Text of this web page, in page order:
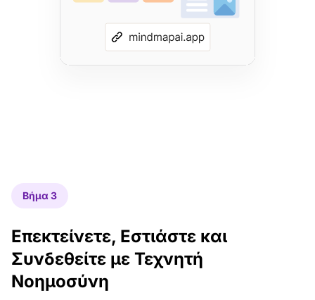
Βήμα 3
Επεκτείνετε, Εστιάστε και
Συνδεθείτε με Τεχνητή
Νοημοσύνη